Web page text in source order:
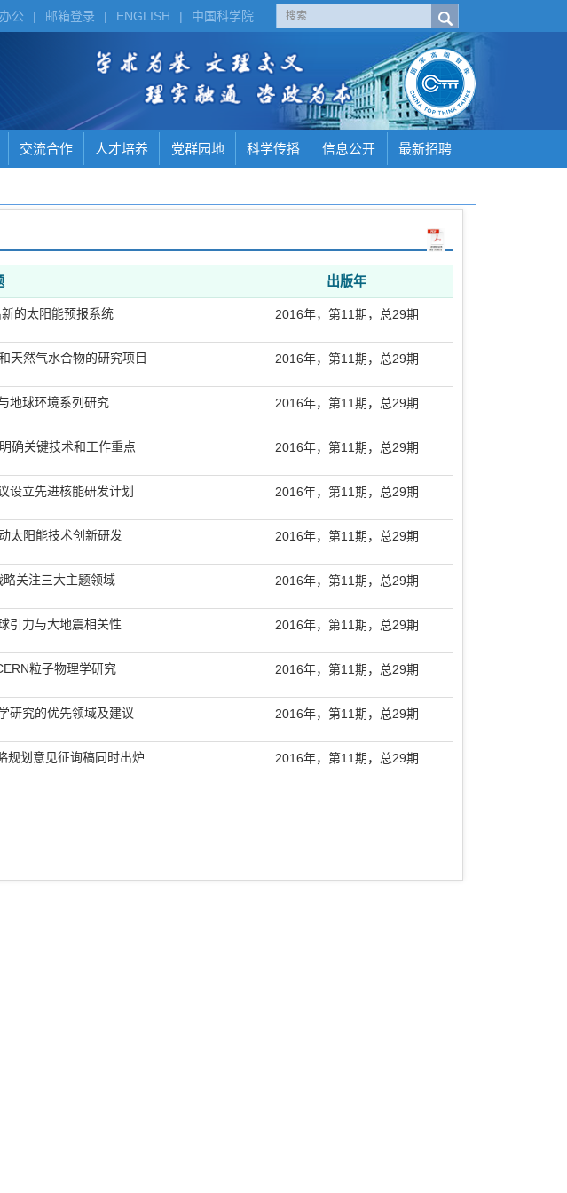
中国科学院
|
ENGLISH
|
邮箱登录
|
公
交流合作 人才培养 党群园地 科学传播 信息公开 最新招聘
出版年
的太阳能预报系统 2016年， 第11期 ，总29期
天然气水合物的研究项目 2016年， 第11期 ，总29期
地球环境系列研究 2016年， 第11期 ，总29期
确关键技术和工作重点 2016年， 第11期 ，总29期
设立先进核能研发计划 2016年， 第11期 ，总29期
太阳能技术创新研发 2016年， 第11期 ，总29期
关注三大主题领域 2016年， 第11期 ，总29期
引力与大地震相关性 2016年， 第11期 ，总29期
粒子物理学研究 2016年， 第11期 ，总29期
研究的优先领域及建议 2016年， 第11期 ，总29期
规划意见征询稿同时出炉 2016年， 第11期 ，总29期